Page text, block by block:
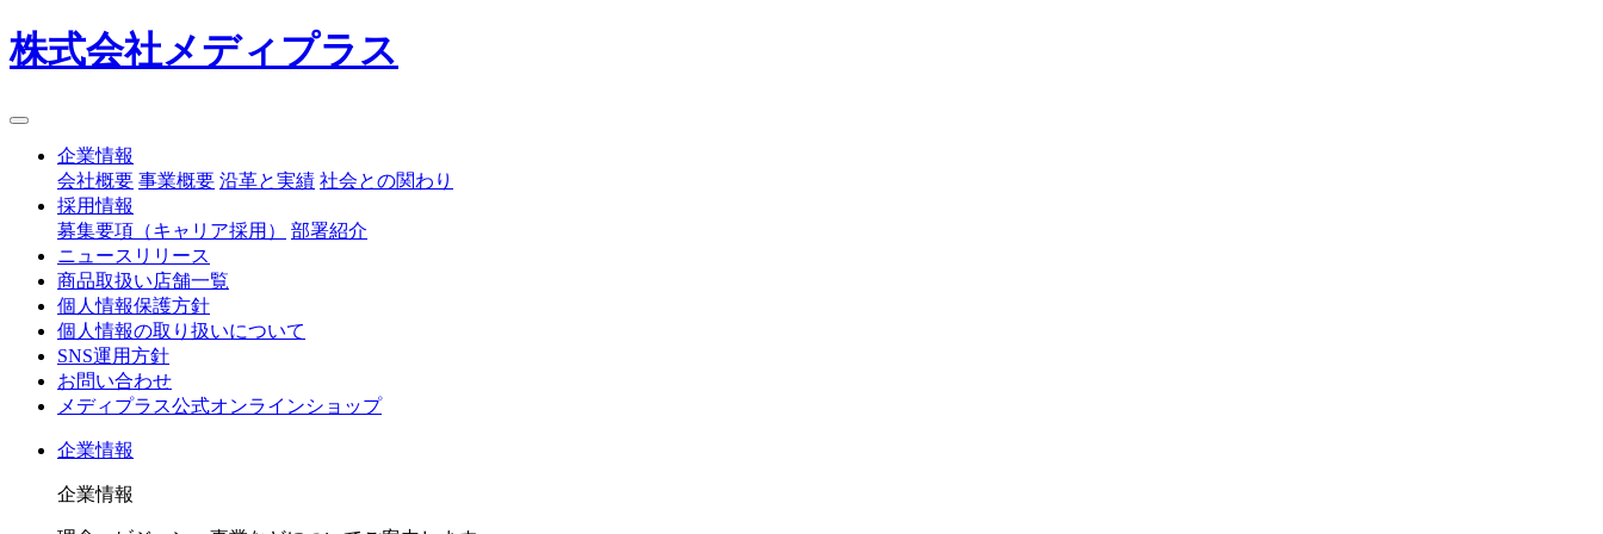
株式会社メディプラス
企業情報
会社概要 事業概要 沿革と実績 社会との関わり
採用情報
募集要項（キャリア採用）
部署紹介
ニュースリリース
商品取扱い店舗一覧
個人情報保護方針
個人情報の取り扱いについて
SNS運用方針
お問い合わせ
メディプラス公式オンラインショップ
企業情報
企業情報